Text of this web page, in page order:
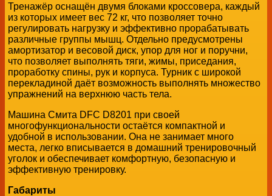
Тренажёр оснащён двумя блоками кроссовера, каждый
из которых имеет вес 72 кг, что позволяет точно
регулировать нагрузку и эффективно прорабатывать
различные группы мышц. Отдельно предусмотрены
амортизатор и весовой диск, упор для ног и поручни,
что позволяет выполнять тяги, жимы, приседания,
проработку спины, рук и корпуса. Турник с широкой
перекладиной даёт возможность выполнять множество
упражнений на верхнюю часть тела.
Машина Смита DFC D8201 при своей
многофункциональности остаётся компактной и
удобной в использовании. Она не занимает много
места, легко вписывается в домашний тренировочный
уголок и обеспечивает комфортную, безопасную и
эффективную тренировку.
Габариты